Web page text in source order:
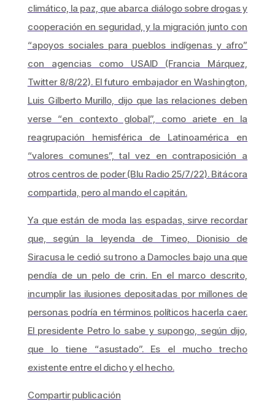
climático, la paz, que abarca diálogo sobre drogas y
cooperación en seguridad, y la migración junto con
“apoyos sociales para pueblos indígenas y afro”
con agencias como USAID (Francia Márquez,
Twitter 8/8/22). El futuro embajador en Washington,
Luis Gilberto Murillo, dijo que las relaciones deben
verse “en contexto global”, como ariete en la
reagrupación hemisférica de Latinoamérica en
“valores comunes”, tal vez en contraposición a
otros centros de poder (Blu Radio 25/7/22). Bitácora
compartida, pero al mando el capitán.
Ya que están de moda las espadas, sirve recordar
que, según la leyenda de Timeo, Dionisio de
Siracusa le cedió su trono a Damocles bajo una que
pendía de un pelo de crin. En el marco descrito,
incumplir las ilusiones depositadas por millones de
personas podría en términos políticos hacerla caer.
El presidente Petro lo sabe y supongo, según dijo,
que lo tiene “asustado”. Es el mucho trecho
existente entre el dicho y el hecho.
Compartir publicación